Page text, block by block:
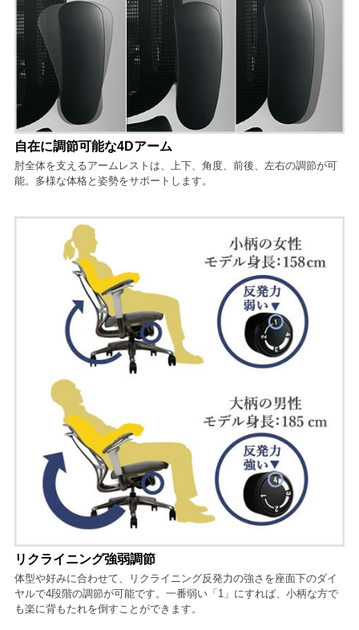
自在に調節可能な4Dアーム
肘全体を支えるアームレストは、上下、角度、前後、左右の調節が可
能。多様な体格と姿勢をサポートします。
リクライニング強弱調節
体型や好みに合わせて、リクライニング反発力の強さを座面下のダイ
ヤルで4段階の調節が可能です。一番弱い「1」にすれば、小柄な方で
も楽に背もたれを倒すことができます。